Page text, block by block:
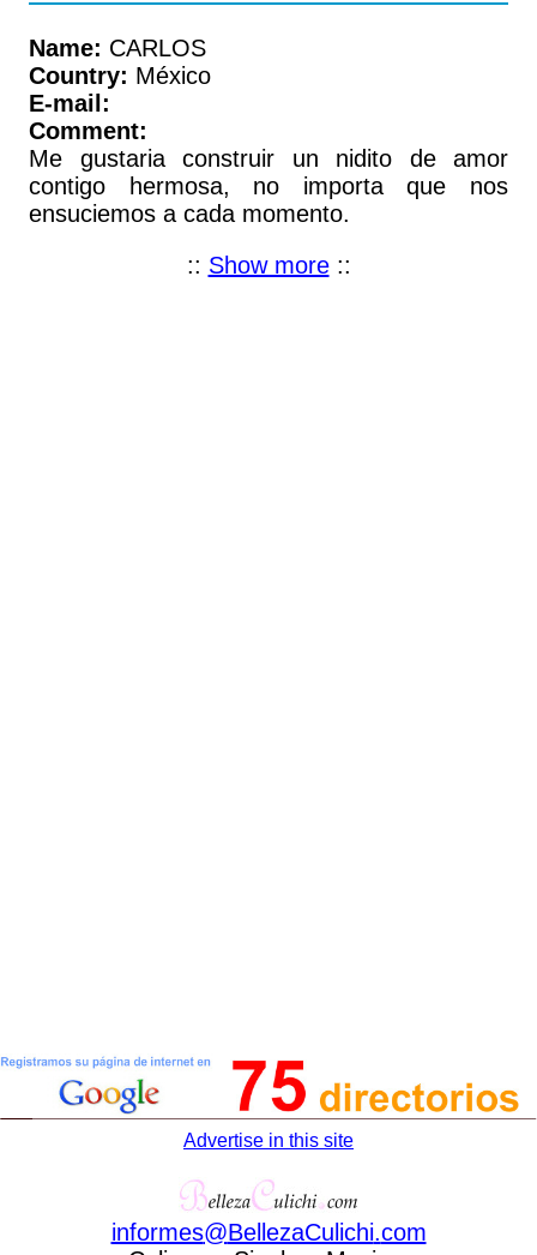
Name: CARLOS
Country: México
E-mail:
Comment:
Me gustaria construir un nidito de amor
contigo hermosa, no importa que nos
ensuciemos a cada momento.
:: Show more::
Advertise in this site
informes@BellezaCulichi.com